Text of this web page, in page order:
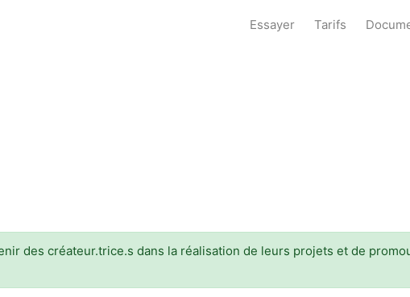
Essayer Tarifs
des créateur.trice.s dans la réalisation de leurs projets et de